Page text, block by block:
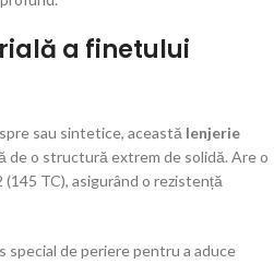
a finetului
sau sintetice, această lenjerie
de o structură extrem de solidă. Are o
TC), asigurând o rezistență
de periere pentru a aduce